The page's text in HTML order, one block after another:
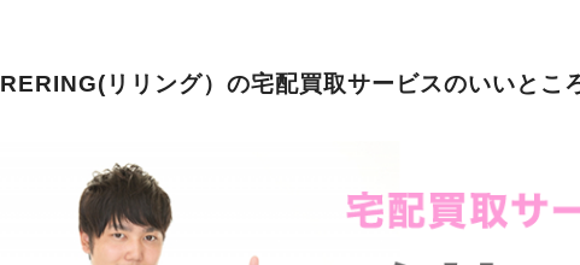
RERING(リリング）の宅配買取サービスのいいとこ